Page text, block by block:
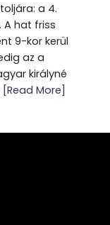
a 4.
A hat friss
9-kor kerül
az a
királyné
[Read More]